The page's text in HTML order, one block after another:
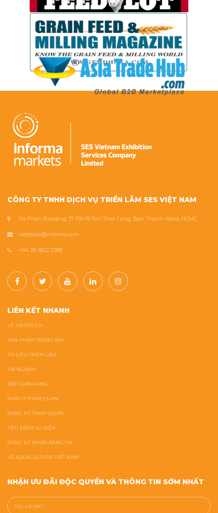
CÔNG TY TNHH DỊCH VỤ TRIỂN LÃM SES VIỆT NAM
Ha Phan Building, 17-17A-19 Ton That Tung, Ben Thanh Ward, HCMC
vietstock@informa.com
+84 28 3622 2588
LIÊN KẾT NHANH
VỀ VIETSTOCK
SẢN PHẨM TRƯNG BÀY
TÀI LIỆU TRIỂN LÃM
TIN NGÀNH
ĐẶT GIAN HÀNG
KHÁCH THAM QUAN
ĐĂNG KÝ THAM QUAN
TIÊU ĐIỂM SỰ KIỆN
ĐĂNG KÝ NHẬN BẢNG TIN
VỀ AQUACULTURE VIỆT NAM
NHẬN ƯU ĐÃI ĐỘC QUYỀN VÀ THÔNG TIN SỚM NHẤT